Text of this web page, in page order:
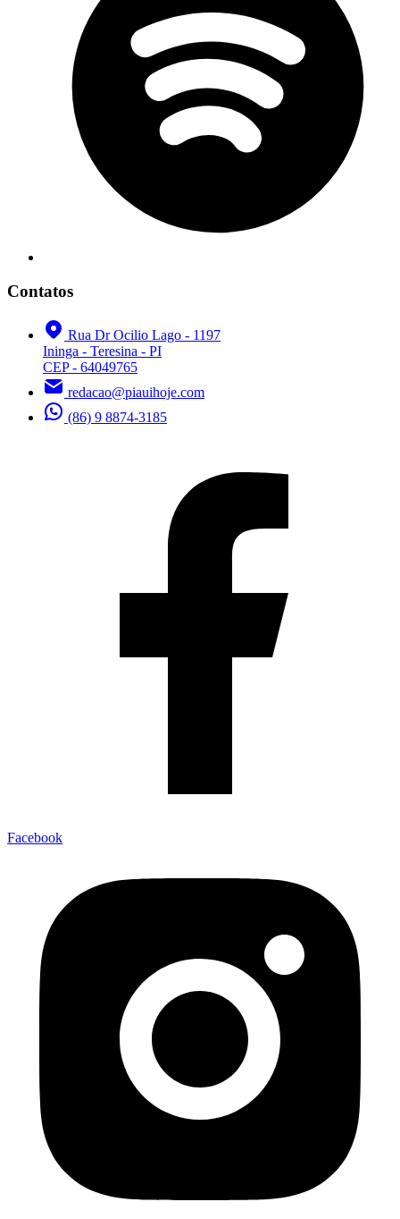
Contatos
Rua Dr Ocilio Lago - 1197
Ininga - Teresina - PI
CEP - 64049765
redacao@piauihoje.com
(86) 9 8874-3185
Facebook